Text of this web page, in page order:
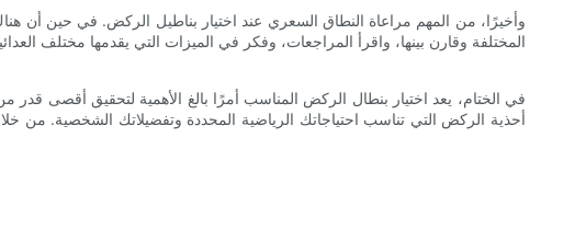
وأخيرًا، من المهم مراعاة النطاق السعري عند اختيار بناطيل الركض. في حين أن
المختلفة وقارن بينها، واقرأ المراجعات، وفكر في الميزات التي يقدمها مختلف
في الختام، يعد اختيار بنطال الركض المناسب أمرًا بالغ الأهمية لتحقيق أقصى قدر
أحذية الركض التي تناسب احتياجاتك الرياضية المحددة وتفضيلاتك الشخصية. من